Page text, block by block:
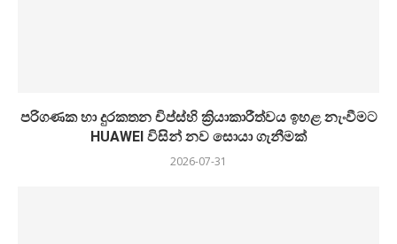
පරිගණක හා දුරකතන චිප්ස්හි ක්‍රියාකාරීත්වය ඉහළ නැංවීමට
HUAWEI විසින් නව සොයා ගැනීමක්
2026-07-31